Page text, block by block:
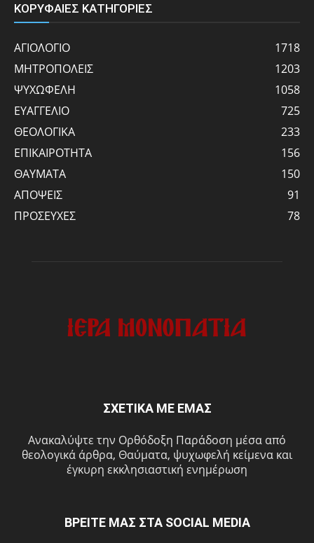
ΚΟΡΥΦΑΙΕΣ ΚΑΤΗΓΟΡΙΕΣ
ΑΓΙΟΛΟΓΙΟ
1718
ΜΗΤΡΟΠΟΛΕΙΣ
1203
ΨΥΧΩΦΕΛΗ
1058
ΕΥΑΓΓΕΛΙΟ
725
ΘΕΟΛΟΓΙΚΑ
233
ΕΠΙΚΑΙΡΟΤΗΤΑ
156
ΘΑΥΜΑΤΑ
150
ΑΠΟΨΕΙΣ
91
ΠΡΟΣΕΥΧΕΣ
78
ΣΧΕΤΙΚΑ ΜΕ ΕΜΑΣ
Ανακαλύψτε την Ορθόδοξη Παράδοση μέσα από
θεολογικά άρθρα, Θαύματα, ψυχωφελή κείμενα και
έγκυρη εκκλησιαστική ενημέρωση
ΒΡΕΙΤΕ ΜΑΣ ΣΤΑ SOCIAL MEDIA